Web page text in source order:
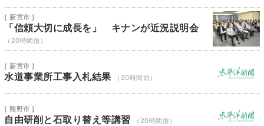
[ 新宮市 ]
「信頼大切に成長を」 キナンが近況説明会
（20時間前）
[ 新宮市 ]
水道事業所工事入札結果 （20時間前）
[ 熊野市 ]
自由研削と石取り替え等講習 （20時間前）